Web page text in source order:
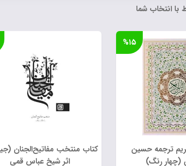
انتخاب شما
ترجمه حسین
(چهار رنگ)
%۱۵
کتاب منتخب مفاتیح‌الجنان
اثر شیخ عباس قمی